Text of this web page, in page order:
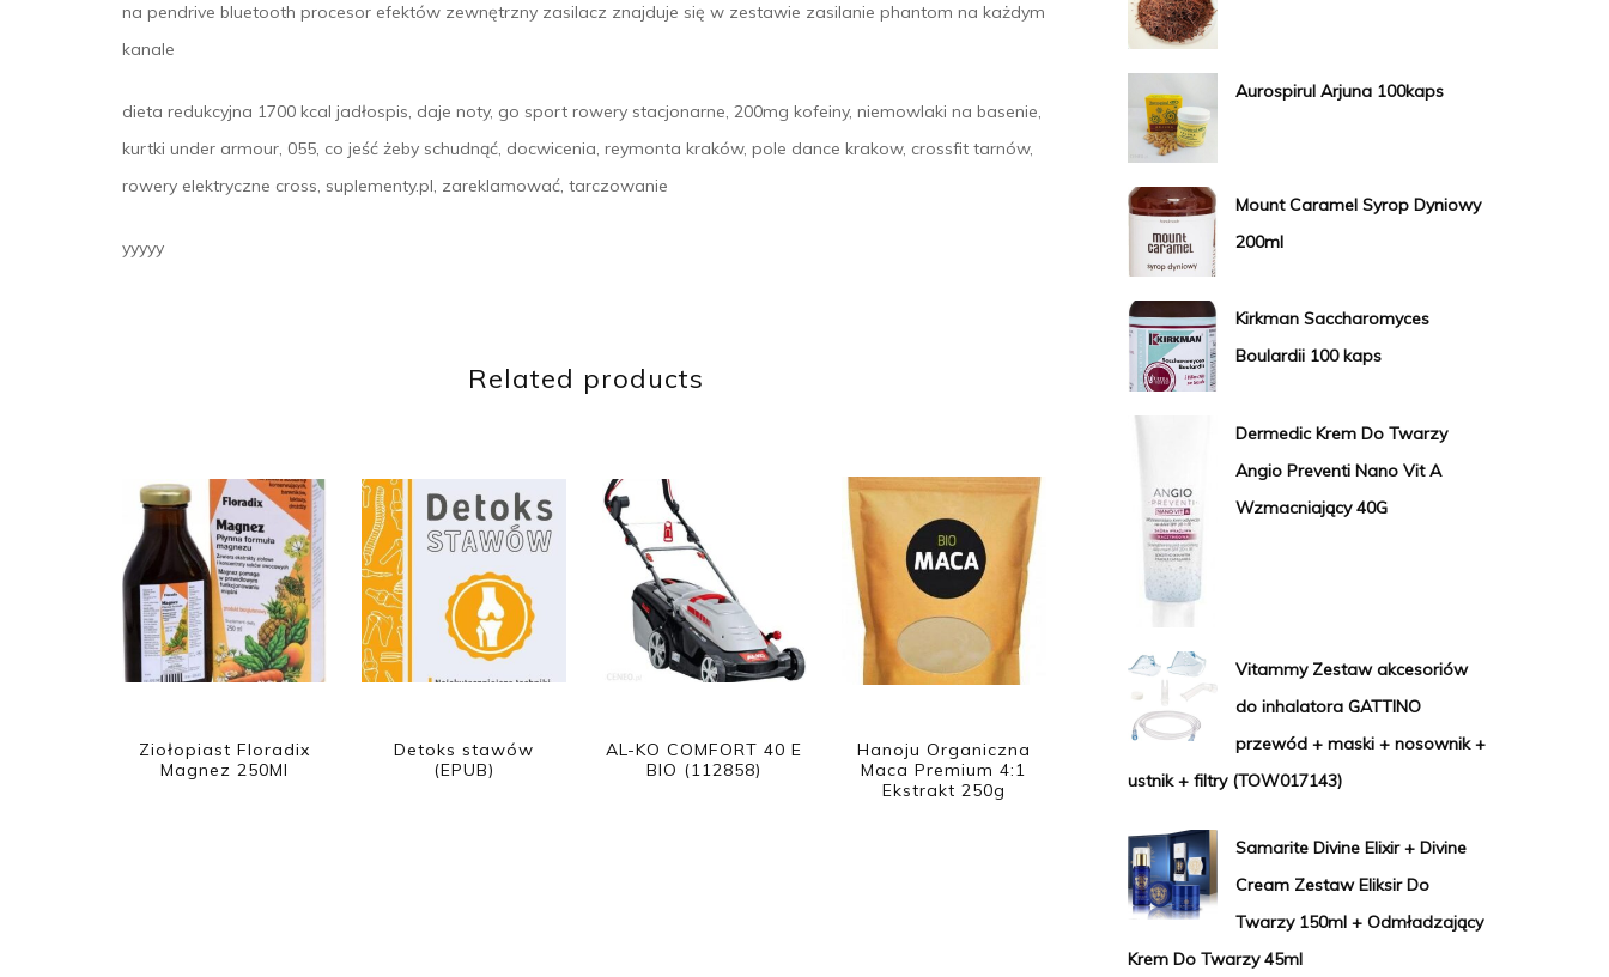
na pendrive bluetooth procesor efektów zewnętrzny zasilacz znajduje się w zestawie zasilanie phantom na każdym
kanale
dieta redukcyjna 1700 kcal jadłospis, daje noty, go sport rowery stacjonarne, 200mg kofeiny, niemowlaki na basenie,
kurtki under armour, 055, co jeść żeby schudnąć, docwicenia, reymonta kraków, pole dance krakow, crossfit tarnów,
rowery elektryczne cross, suplementy.pl, zareklamować, tarczowanie
yyyyy
Related products
Ziołopiast Floradix
Magnez 250Ml
Detoks stawów
(EPUB)
AL-KO COMFORT 40 E
BIO (112858)
Hanoju Organiczna
Maca Premium 4:1
Ekstrakt 250g
Aurospirul Arjuna 100kaps
Mount Caramel Syrop Dyniowy
200ml
Kirkman Saccharomyces
Boulardii 100 kaps
Dermedic Krem Do Twarzy
Angio Preventi Nano Vit A
Wzmacniający 40G
Vitammy Zestaw akcesoriów
do inhalatora GATTINO
przewód + maski + nosownik +
ustnik + filtry (TOW017143)
Samarite Divine Elixir + Divine
Cream Zestaw Eliksir Do
Twarzy 150ml + Odmładzający
Krem Do Twarzy 45ml